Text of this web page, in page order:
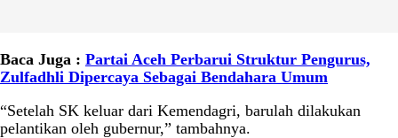
Baca Juga : Partai Aceh Perbarui Struktur Pengurus,
Zulfadhli Dipercaya Sebagai Bendahara Umum
“Setelah SK keluar dari Kemendagri, barulah dilakukan
pelantikan oleh gubernur,” tambahnya.